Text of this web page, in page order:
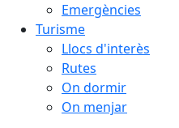
Emergències
Turisme
Llocs d'interès
Rutes
On dormir
On menjar